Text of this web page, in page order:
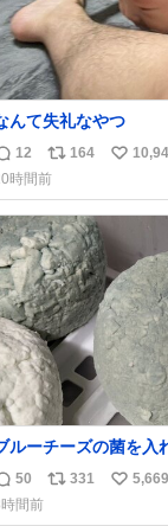
んて失礼なやつ
12
リ
ポ
ス
ト
数
164
い
ね
数
時間前
ルーチーズの菌を入
チーズなんだけど 本能
っちゃう見た目だな
50
リ
331
い
5,669
間前